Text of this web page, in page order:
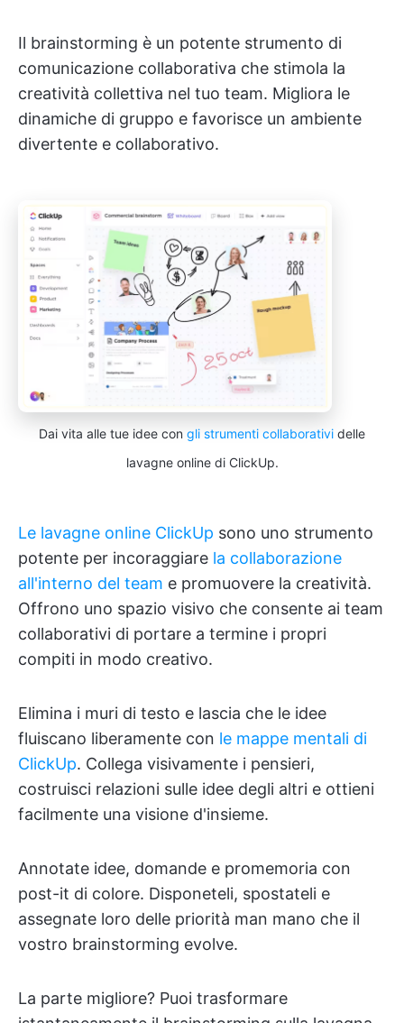
Il brainstorming è un potente strumento di
comunicazione collaborativa che stimola la
creatività collettiva nel tuo team. Migliora le
dinamiche di gruppo e favorisce un ambiente
divertente e collaborativo.
Dai vita alle tue idee con gli strumenti collaborativi delle
lavagne online di ClickUp.
Le lavagne online ClickUp sono uno strumento
potente per incoraggiare la collaborazione
all'interno del team e promuovere la creatività.
Offrono uno spazio visivo che consente ai team
collaborativi di portare a termine i propri
compiti in modo creativo.
Elimina i muri di testo e lascia che le idee
fluiscano liberamente con le mappe mentali di
ClickUp. Collega visivamente i pensieri,
costruisci relazioni sulle idee degli altri e ottieni
facilmente una visione d'insieme.
Annotate idee, domande e promemoria con
post-it di colore. Disponeteli, spostateli e
assegnate loro delle priorità man mano che il
vostro brainstorming evolve.
La parte migliore? Puoi trasformare